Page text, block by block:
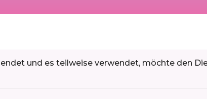
und es teilweise verwendet, möchte den